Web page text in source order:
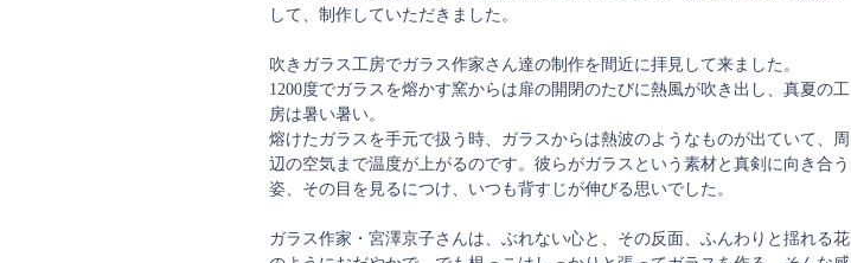
して、制作していただきました。
吹きガラス工房でガラス作家さん達の制作を間近に拝見して来ました。
1200度でガラスを熔かす窯からは扉の開閉のたびに熱風が吹き出し、真夏の工
房は暑い暑い。
熔けたガラスを手元で扱う時、ガラスからは熱波のようなものが出ていて、周
辺の空気まで温度が上がるのです。彼らがガラスという素材と真剣に向き合う
姿、その目を見るにつけ、いつも背すじが伸びる思いでした。
ガラス作家・宮澤京子さんは、ぶれない心と、その反面、ふんわりと揺れる花